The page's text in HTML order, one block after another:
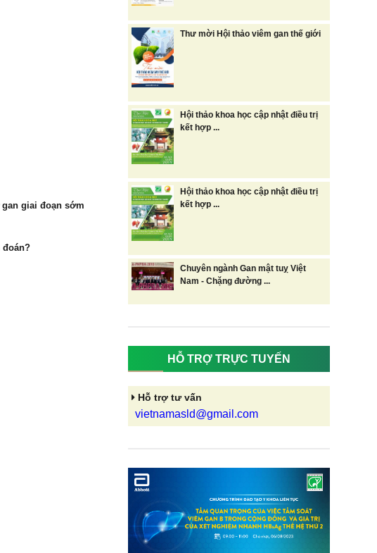
giai đoạn sớm
đoán?
Thư mời Hội thảo viêm gan thế giới
Hội thảo khoa học cập nhật điều trị
kết hợp ...
Hội thảo khoa học cập nhật điều trị
kết hợp ...
Chuyên ngành Gan mật tuỵ Việt
Nam - Chặng đường ...
HỖ TRỢ TRỰC TUYẾN
Hỗ trợ tư vấn
vietnamasld@gmail.com